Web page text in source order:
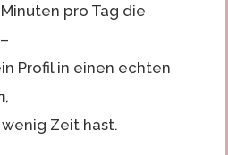
pro Tag die
Profil in einen echten
,
Zeit hast.